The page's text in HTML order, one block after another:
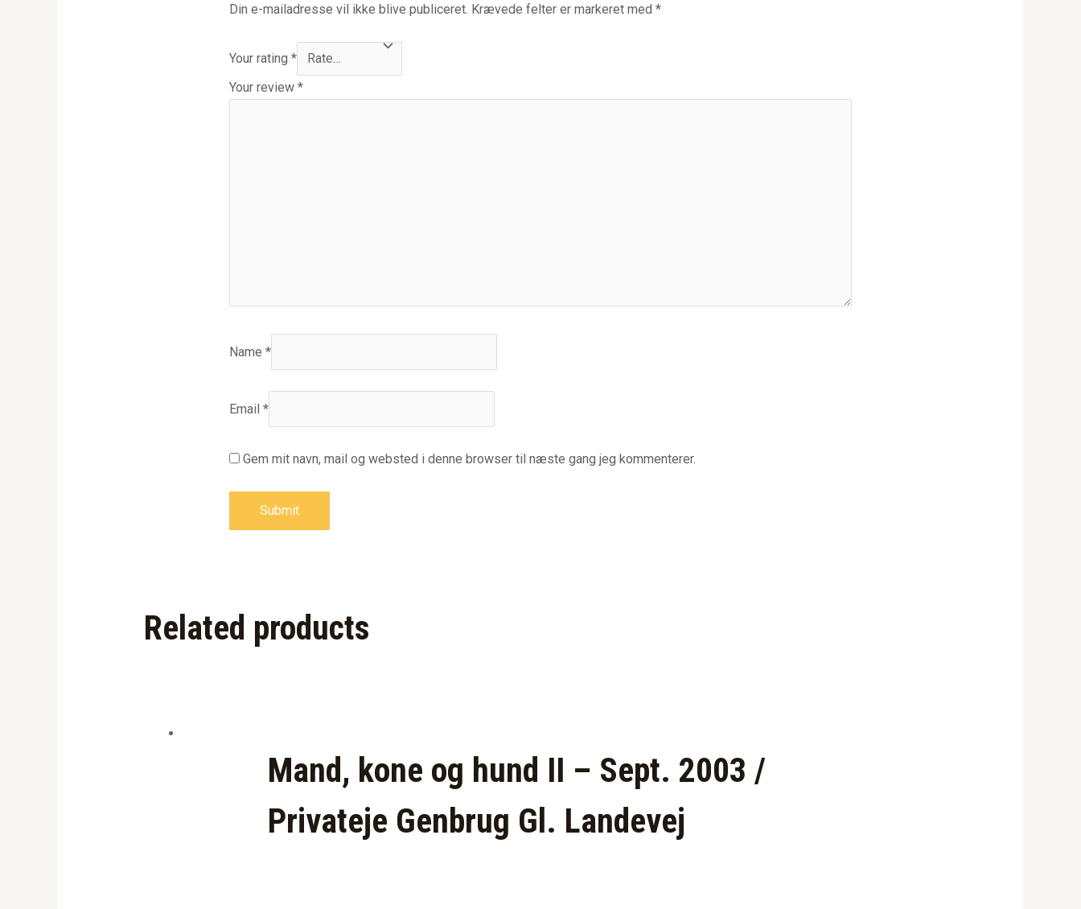
Din e-mailadresse vil ikke blive publiceret. Krævede felter er markeret med*
Your rating*
Your review*
Name*
Email*
Gem mit navn, mail og websted i denne browser til næste gang jeg kommenterer.
Related products
Mand, kone og hund II – Sept. 2003 /
Privateje Genbrug Gl. Landevej